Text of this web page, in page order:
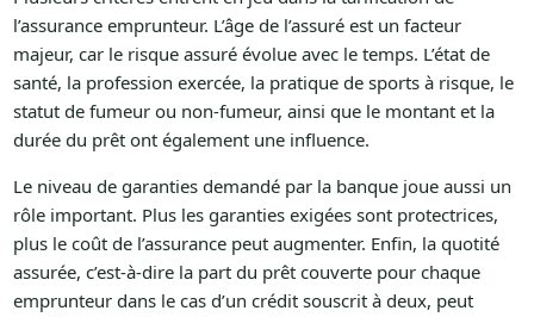
l’assurance emprunteur. L’âge de l’assuré est un facteur
majeur, car le risque assuré évolue avec le temps. L’état de
santé, la profession exercée, la pratique de sports à risque, le
statut de fumeur ou non-fumeur, ainsi que le montant et la
durée du prêt ont également une influence.
Le niveau de garanties demandé par la banque joue aussi un
rôle important. Plus les garanties exigées sont protectrices,
plus le coût de l’assurance peut augmenter. Enfin, la quotité
assurée, c’est-à-dire la part du prêt couverte pour chaque
emprunteur dans le cas d’un crédit souscrit à deux, peut